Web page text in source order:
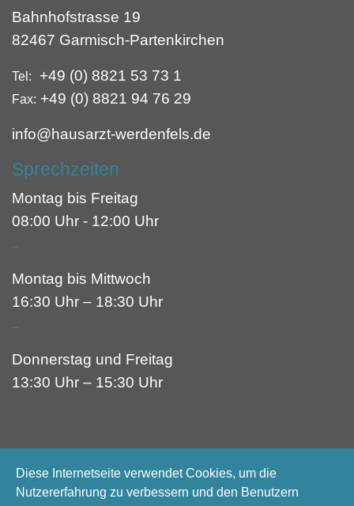
Bahnhofstrasse 19
82467 Garmisch-Partenkirchen
Tel: +49 (0) 8821 53 73 1
Fax: +49 (0) 8821 94 76 29
info@hausarzt-werdenfels.de
Sprechzeiten
Montag bis Freitag
08:00 Uhr - 12:00 Uhr
Montag bis Mittwoch
16:30 Uhr – 18:30 Uhr
Donnerstag und Freitag
13:30 Uhr – 15:30 Uhr
Diese Internetseite verwendet Cookies, um die
Nutzererfahrung zu verbessern und den Benutzern